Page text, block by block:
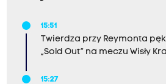
15:51
Twierdza przy Reymonta
„Sold Out” na meczu Wisły
15:27